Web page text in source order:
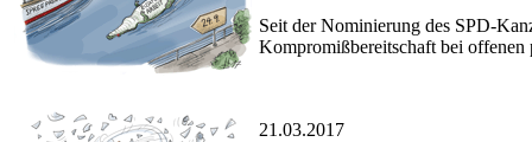
Seit der Nominierung des SPD-
Kompromißbereitschaft bei offenen
21.03.2017